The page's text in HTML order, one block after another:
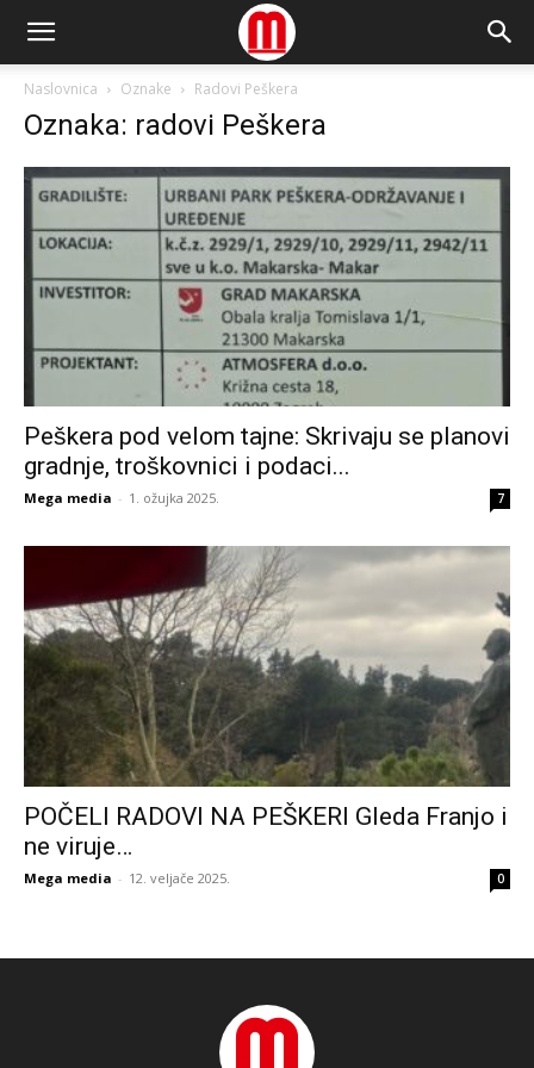
Naslovnica Oznake Radovi Peškera
Oznaka: radovi Peškera
Peškera pod velom tajne: Skrivaju se planovi
gradnje, troškovnici i podaci...
Mega media - 1. ožujka 2025. 7
POČELI RADOVI NA PEŠKERI Gleda Franjo i
ne viruje…
Mega media - 12. veljače 2025. 0